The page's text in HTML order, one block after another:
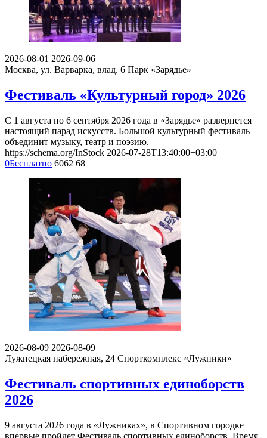
2026-08-01 2026-09-06
Москва, ул. Варварка, влад. 6 Парк «Зарядье»
Фестиваль «Культурный город» 2026
С 1 августа по 6 сентября 2026 года в «Зарядье» развернется
настоящий парад искусств. Большой культурный фестиваль
объединит музыку, театр и поэзию.
https://schema.org/InStock 2026-07-28T13:40:00+03:00
0Бесплатно 6062 68
2026-08-09 2026-08-09
Лужнецкая набережная, 24 Спорткомплекс «Лужники»
Фестиваль спортивных единоборств
2026
9 августа 2026 года в «Лужниках», в Спортивном городке
впервые пройдет Фестиваль спортивных единоборств. Время